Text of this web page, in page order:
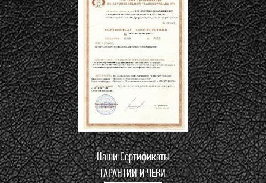
Наши Сертификаты
ГАРАНТИИ И ЧЕКИ